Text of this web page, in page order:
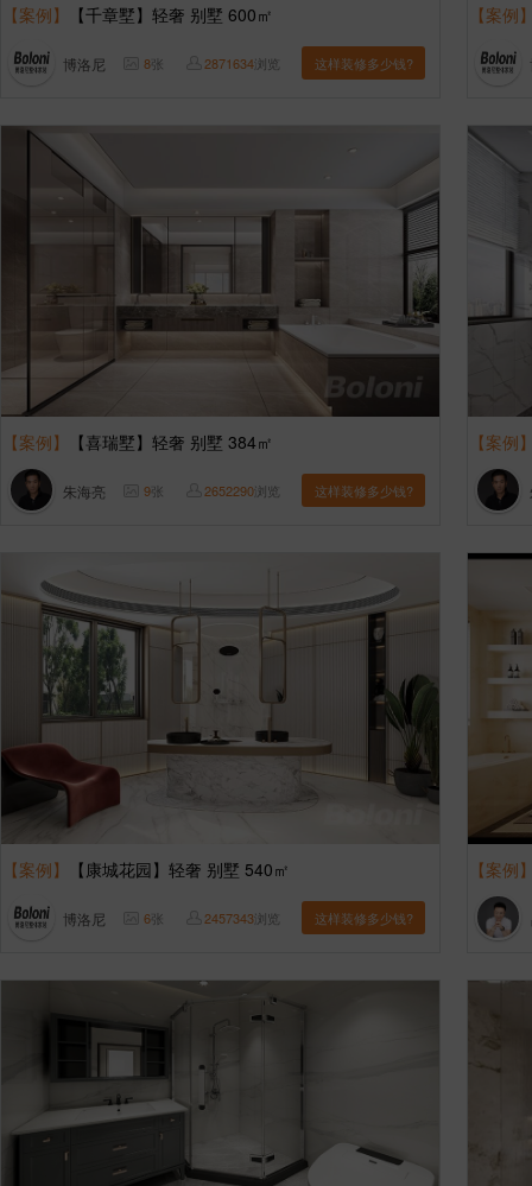
【案例】 【千章墅】轻奢 别墅 600㎡
博洛尼 8张 2871634浏览 这样装修多少钱?
【案例
【案例】 【喜瑞墅】轻奢 别墅 384㎡
朱海亮 9张 2652290浏览 这样装修多少钱?
【案例
【案例】 【康城花园】轻奢 别墅 540㎡
博洛尼 6张 2457343浏览 这样装修多少钱?
【案例